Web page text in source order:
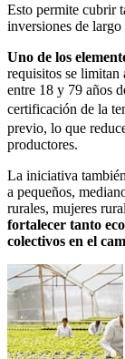
Esto permite cubrir
inversiones de
Uno de los
requisitos se limitan
entre 18 y 79 años
certificación de la
previo, lo que
productores.
La iniciativa
a pequeños,
rurales, mujeres
fortalecer tanto
colectivos en el